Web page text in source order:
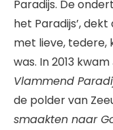
Paradijs. De
het Paradijs’,
met lieve, tedere,
was. In 2013
Vlammend
de polder van
smaakten naar